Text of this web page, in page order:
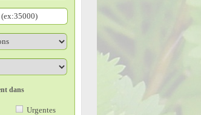
dans
Urgentes